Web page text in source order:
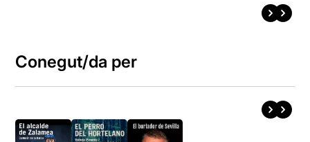
Conegut/da per